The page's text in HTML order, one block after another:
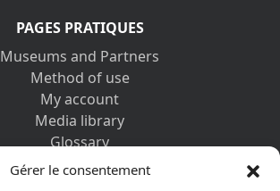
Gérer le consentement
PAGES PRATIQUES
Museums and Partners
Method of use
My account
Media library
Glossary
Contact us